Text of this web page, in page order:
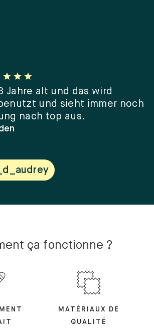
Jahre alt und das wird
und sieht immer noch
nach top aus.
ça fonctionne ?
MATÉRIAUX DE
QUALITÉ